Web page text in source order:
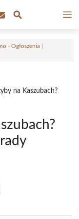
- Ogłoszenia |
na Kaszubach?